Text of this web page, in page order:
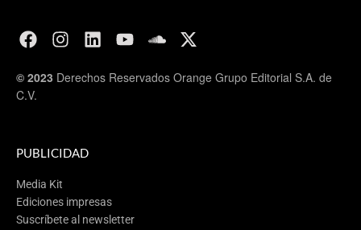
© 2023 Derechos Reservados Orange Grupo Editorial S.A. de
C.V.
PUBLICIDAD
Media Kit
Ediciones impresas
Suscríbete al newsletter